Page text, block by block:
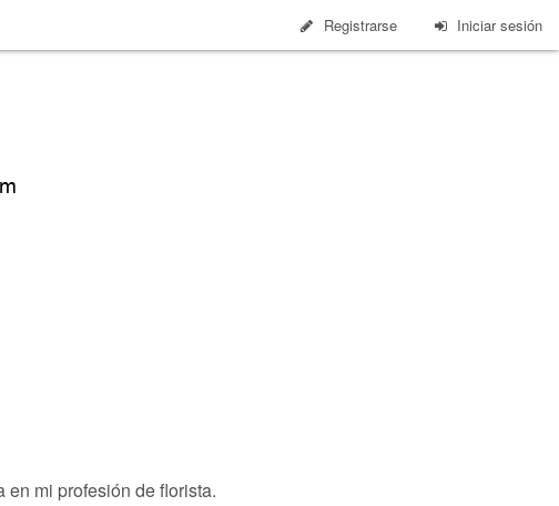
Registrarse Iniciar sesión
mi profesión de florista.